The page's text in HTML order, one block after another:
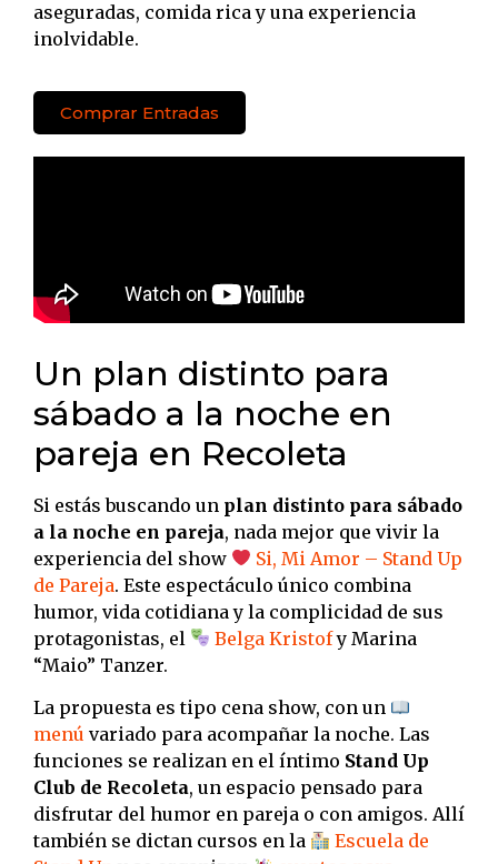
aseguradas, comida rica y una experiencia
inolvidable.
Comprar Entradas
Un plan distinto para
sábado a la noche en
pareja en Recoleta
Si estás buscando un plan distinto para sábado
a la noche en pareja, nada mejor que vivir la
experiencia del show
Si, Mi Amor – Stand Up
de Pareja. Este espectáculo único combina
humor, vida cotidiana y la complicidad de sus
protagonistas, el
Belga Kristofy Marina
“Maio” Tanzer.
La propuesta es tipo cena show, con un
menú variado para acompañar la noche. Las
funciones se realizan en el íntimo Stand Up
Club de Recoleta, un espacio pensado para
disfrutar del humor en pareja o con amigos. Allí
también se dictan cursos en la
Escuela de